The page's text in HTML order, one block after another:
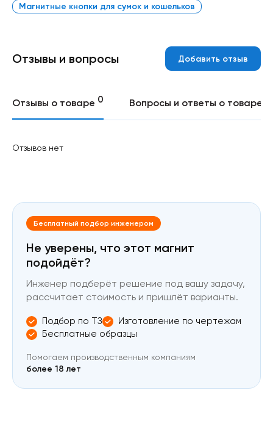
Магнитные кнопки для сумок и кошельков
Отзывы и вопросы Добавить отзыв
Отзывы о товаре 0 Вопросы и ответы о товаре
Отзывов нет
Бесплатный подбор инженером
Не уверены, что этот магнит
подойдёт?
Инженер подберёт решение под вашу задачу,
рассчитает стоимость и пришлёт варианты.
Подбор по ТЗ
Изготовление по чертежам
Бесплатные образцы
Помогаем производственным компаниям
более 18 лет